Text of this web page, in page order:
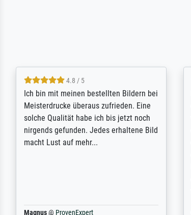
5 / 5
Rundum positive Erfahrung. Die
Ausführung des Auftrags hat eine Weile
gedauert, die angekündigte Lieferzeit
wurde aber letztlich sogar etwas
unterschritten. Die Qualität des Papiers
Dr.@ProvenExpert